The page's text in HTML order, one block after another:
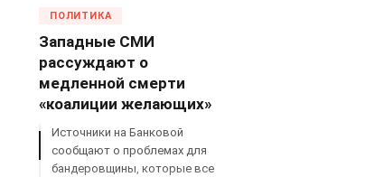
ПОЛИТИКА
Западные СМИ
рассуждают о
медленной смерти
«коалиции желающих»
Источники на Банковой
сообщают о проблемах для
бандеровщины, которые все